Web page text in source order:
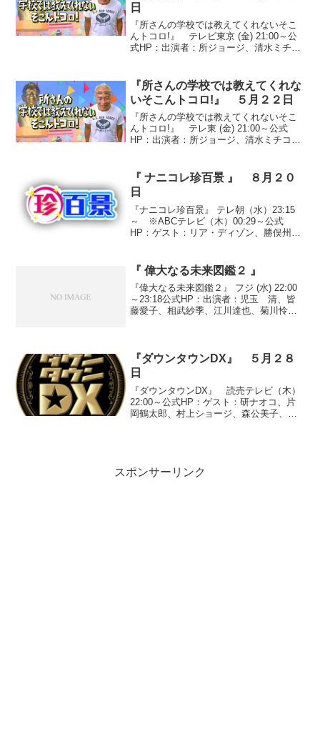
日
『所さんの学校では教えてくれないそこ
んトコロ!』 テレビ東京 (金) 21:00～公
式HP：出演者：所ジョージ、清水ミチ
なの見たことねぇ！海のヘンテコ生物』
静岡県三島...
『所さんの学校では教えてくれな
いそこんトコロ!』 ５月２２日
『所さんの学校では教えてくれないそこ
んトコロ!』 テレ東 (金) 21:00～公式
HP：出演者：所ジョージ、清水ミチコ、
もない深海生物を探せ！』駿河湾は水深
が２５００ｍ...
『 ナニコレ珍百景 』 ８月２０
日
『ナニコレ珍百景』 テレ朝（水）23:15
～ ※ABCテレビ（木）00:29～公式
HP：ゲスト：リア・ディゾン、勝俣州和
ンスポーツランド」に存在する、壁から
飛び出し...
『 偉大なる未来図鑑２ 』
『偉大なる未来図鑑２』 フジ (水) 22:00
～23:18公式HP：出演者：児玉 清、皆
藤愛子、相武紗季、江川達也、菊川怜、
ティー...
『ダウンタウンDX』 ５月２８
日
『ダウンタウンDX』 読売テレビ（木）
22:00～公式HP：ゲスト：研ナオコ、片
岡鶴太郎、村上ショージ、森公美子、武
スポンサーリンク